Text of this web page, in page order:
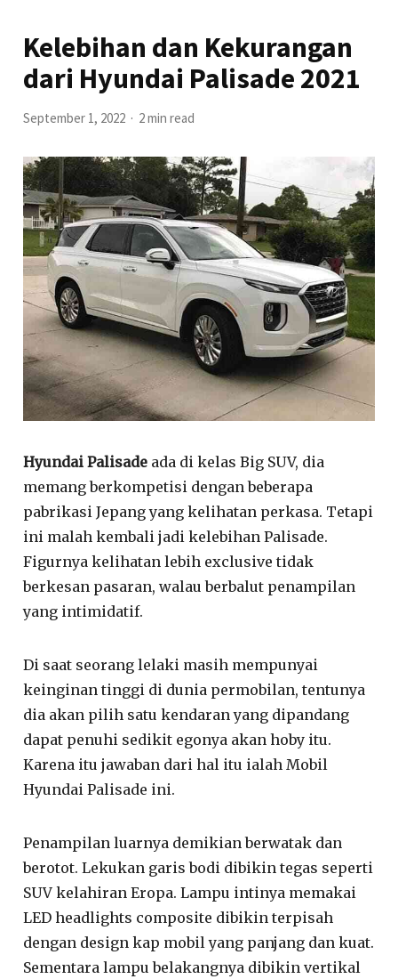
Kelebihan dan Kekurangan
dari Hyundai Palisade 2021
September 1, 2022 2 min read
Hyundai Palisade ada di kelas Big SUV, dia
memang berkompetisi dengan beberapa
pabrikasi Jepang yang kelihatan perkasa. Tetapi
ini malah kembali jadi kelebihan Palisade.
Figurnya kelihatan lebih exclusive tidak
berkesan pasaran, walau berbalut penampilan
yang intimidatif.
Di saat seorang lelaki masih mempunyai
keinginan tinggi di dunia permobilan, tentunya
dia akan pilih satu kendaran yang dipandang
dapat penuhi sedikit egonya akan hoby itu.
Karena itu jawaban dari hal itu ialah Mobil
Hyundai Palisade ini.
Penampilan luarnya demikian berwatak dan
berotot. Lekukan garis bodi dibikin tegas seperti
SUV kelahiran Eropa. Lampu intinya memakai
LED headlights composite dibikin terpisah
dengan design kap mobil yang panjang dan kuat.
Sementara lampu belakangnya dibikin vertikal